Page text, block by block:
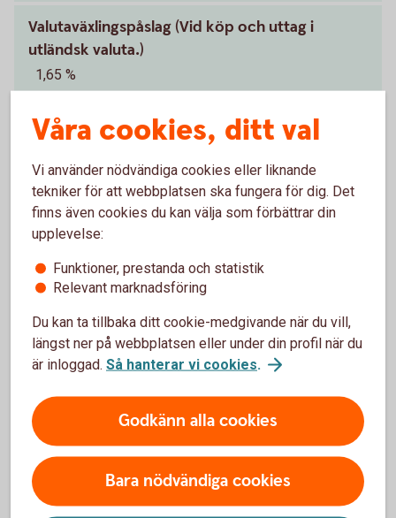
Valutaväxlingspåslag (Vid köp och uttag i
utländsk valuta.)
1,65 %
Så här fungerar bankkort Maestro
Råd och tips
Villkor kort
Spärra kortet
Förlorat ditt kort?
Spärra och ersätt ditt kort i
Våra cookies, ditt val
Vi använder nödvändiga cookies eller liknande
tekniker för att webbplatsen ska fungera för dig. Det
finns även cookies du kan välja som förbättrar din
upplevelse:
Funktioner, prestanda och statistik
Relevant marknadsföring
Du kan ta tillbaka ditt cookie-medgivande när du vill,
längst ner på webbplatsen eller under din profil när du
är inloggad. Så hanterar vi cookies.
Godkänn alla cookies
Bara nödvändiga cookies